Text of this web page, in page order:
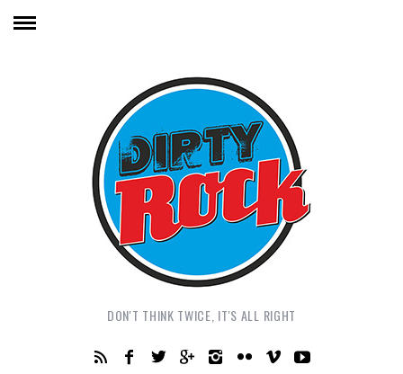
DON'T THINK TWICE, IT'S ALL RIGHT